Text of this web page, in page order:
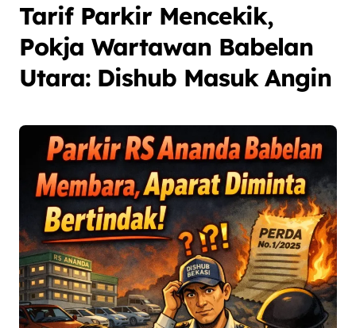
Tarif Parkir Mencekik,
Pokja Wartawan Babelan
Utara: Dishub Masuk Angin